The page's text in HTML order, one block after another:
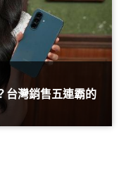
台灣銷售五連霸的